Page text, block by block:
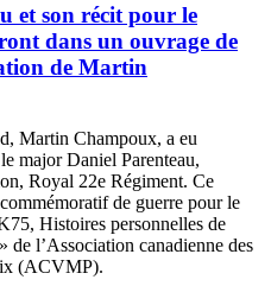
et son récit pour le
dans un ouvrage de
de Martin
Martin Champoux, a eu
major Daniel Parenteau,
Royal 22e Régiment. Ce
de guerre pour le
Histoires personnelles de
de l’Association canadienne des
(ACVMP).